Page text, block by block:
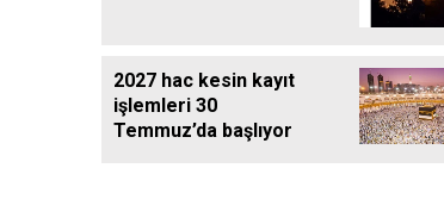
2027 hac kesin kayıt
işlemleri 30
Temmuz’da başlıyor